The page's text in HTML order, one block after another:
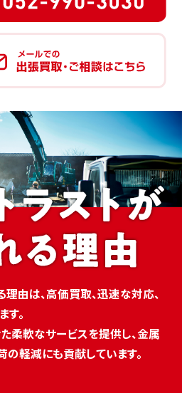
由は、高価買取、迅速な対応、
。
柔軟なサービスを提供し、金属
軽減にも貢献しています。